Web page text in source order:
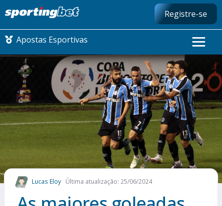
Registre-se
Apostas Esportivas
CONMEBOL LIBERTADORES
FUTEBOL NACIONAL
FUTEBOL INTERNACIONAL
COMO APOSTAR
MAIS ESPORTES
Lucas Eloy Última atualização: 25/06/2024